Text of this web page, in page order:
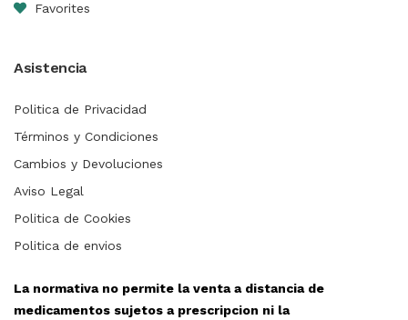
Favorites
Asistencia
Politica de Privacidad
Términos y Condiciones
Cambios y Devoluciones
Aviso Legal
Politica de Cookies
Politica de envios
La normativa no permite la venta a distancia de
medicamentos sujetos a prescripcion ni la